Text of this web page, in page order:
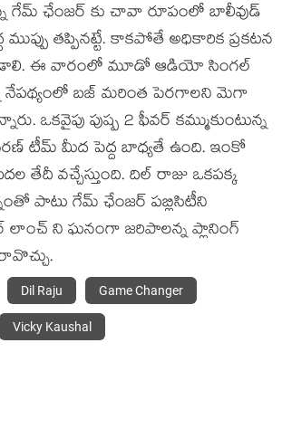
గేమ్ ఛేంజర్ కు చావా రూపంలో బాలీవుడ్
ముప్పు తప్పినట్టే. కాకపోతే అధికారిక ప్రకటన
ఈ వారంలో మూడో ఆడియో సింగల్
నేపథ్యంలో బజ్ మరింత పెరగాలని మెగా
ఒకవైపు పుష్ప 2 ఫీవర్ కమ్ముకుంటున్న
టీమ్ మీద పెద్ద బాధ్యతే ఉంది. ఇంకో
తేదీ వచ్చేస్తుంది. దిల్ రాజు ఒకపక్క
పాటు గేమ్ ఛేంజర్ పబ్లిసిటీని
లాంచ్ ని ఘనంగా జరిపాలన్న ప్లానింగ్
Dil Raju Game Changer
Vicky Kaushal